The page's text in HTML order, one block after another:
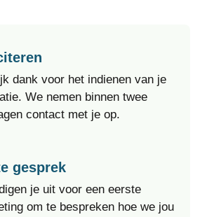
dank voor het indienen van je
We nemen binnen twee
contact met je op.
gesprek
je uit voor een eerste
om te bespreken hoe we jou